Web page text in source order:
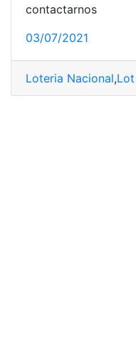
contactarnos
03/07/2021
Loteria Nacional,